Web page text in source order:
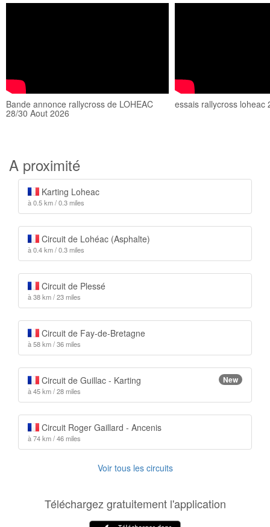
Bande annonce rallycross de LOHEAC
28/30 Aout 2026
essais rallycross loheac
A proximité
Karting Loheac
à 0.5 km / 0.3 miles
Circuit de Lohéac (Asphalte)
à 0.4 km / 0.3 miles
Circuit de Plessé
à 38 km / 23 miles
Circuit de Fay-de-Bretagne
à 58 km / 36 miles
Circuit de Guillac - Karting New
à 45 km / 28 miles
Circuit Roger Gaillard - Ancenis
à 74 km / 46 miles
Voir tous les circuits
Téléchargez gratuitement l'application